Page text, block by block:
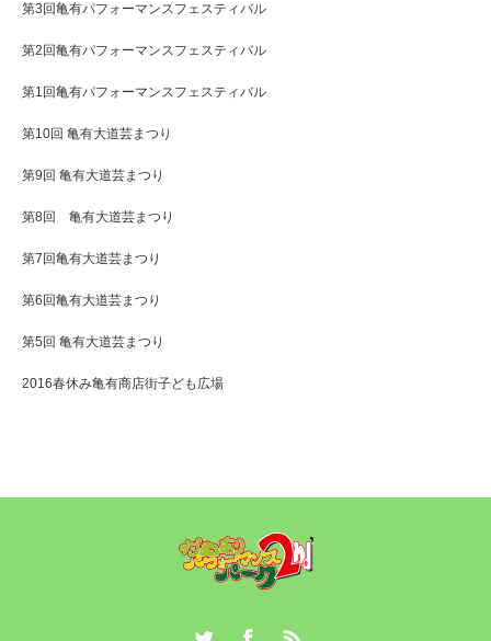
第3回亀有パフォーマンスフェスティバル
第2回亀有パフォーマンスフェスティバル
第1回亀有パフォーマンスフェスティバル
第10回 亀有大道芸まつり
第9回 亀有大道芸まつり
第8回 亀有大道芸まつり
第7回亀有大道芸まつり
第6回亀有大道芸まつり
第5回 亀有大道芸まつり
2016春休み亀有商店街子ども広場